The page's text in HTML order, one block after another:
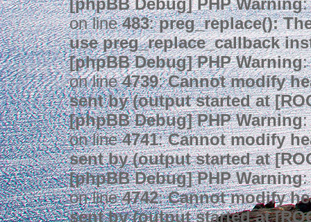
[phpBB Debug] PHP Warning:
on line483:preg_replace():
use preg_replace_callback
[phpBB Debug] PHP Warning:
on line4739:Cannot modify
sent by (output started at
[phpBB Debug] PHP Warning:
on line4741:Cannot modify
sent by (output started at
[phpBB Debug] PHP Warning:
on line4742:Cannot modify
sent by (output started at